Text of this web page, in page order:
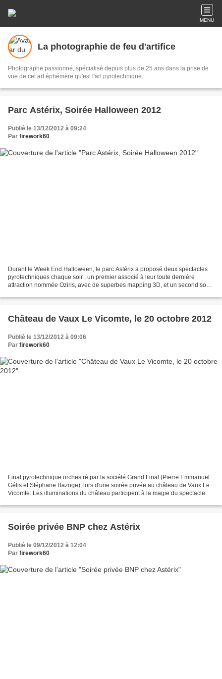
MENU
La photographie de feu d'artifice
Photographe passionné, spécialisé depuis plus de 25 ans dans la prise de
vue de cet art éphémère qu'est l'art pyrotechnique.
Parc Astérix, Soirée Halloween 2012
Publié le 13/12/2012 à 09:24
Par firework60
Durant le Week End Halloween, le parc Astérix a proposé deux spectacles
pyrotechniques chaque soir : un premier associé à leur toute dernière
attraction nommée Oziris, avec de superbes mapping 3D, et un second sous
Château de Vaux Le Vicomte, le 20 octobre 2012
Publié le 13/12/2012 à 09:06
Par firework60
Final pyrotechnique orchestré par la société Grand Final (Pierre Emmanuel
Gélis et Stéphane Bazoge), lors d'une soirée privée au château de Vaux Le
Vicomte. Les illuminations du château participent à la magie du spectacle.
Soirée privée BNP chez Astérix
Publié le 09/12/2012 à 12:04
Par firework60